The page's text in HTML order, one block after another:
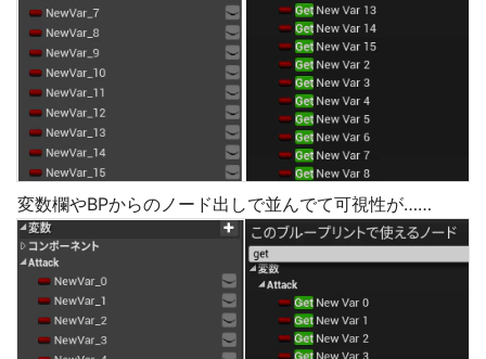
変数欄やBPからのノード出しで並んでて可視性が……